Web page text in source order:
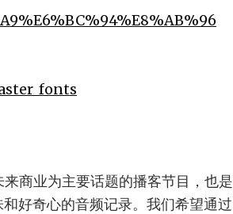
商业为主要话题的播客节目，也是
好奇心的音频记录。我们希望通过